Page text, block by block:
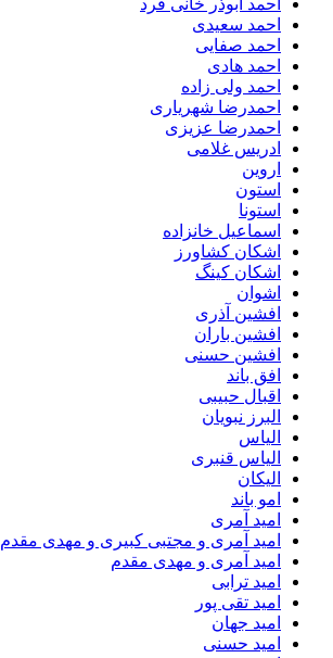
احمد سعیدی
احمد صفایی
احمد هادی
احمد ولی زاده
احمدرضا شهریاری
احمدرضا عزیزی
ادریس غلامی
اروین
استون
استونا
اسماعیل خانزاده
اشکان کشاورز
اشکان کینگ
اشوان
افشین آذری
افشین باران
افشین حسنی
افق باند
اقبال حبیبی
البرز نبویان
الیاس
الیاس قنبرى
الیکان
امو باند
امید آمری
امید آمری و مجتبی کبیری و مهدى مقدم
امید آمری و مهدی مقدم
امید ترابی
امید تقی پور
امید جهان
امید حسنی